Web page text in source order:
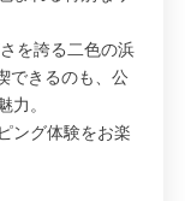
を誇る二色の浜
できるのも、公
力。
ング体験をお楽